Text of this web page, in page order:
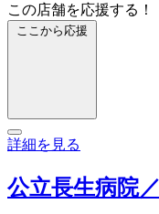
この店舗を応援する！
ここから応援
詳細を見る
公立長生病院